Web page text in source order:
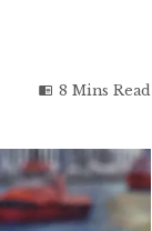
8 Mins Read